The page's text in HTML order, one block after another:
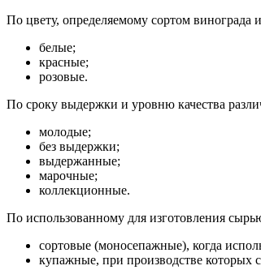
По цвету, определяемому сортом винограда
белые;
красные;
розовые.
По сроку выдержки и уровню качества
молодые;
без выдержки;
выдержанные;
марочные;
коллекционные.
По использованному для изготовления
сортовые (моносепажные), когда
купажные, при производстве которых